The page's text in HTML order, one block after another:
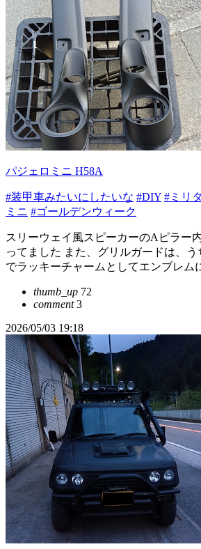
パジェロミニ H58A
#装甲車みたいにしたいな #DIY #ミリ
ミニ #ゴールデンウィーク
スリーウェイ風スピーカーのAピラー
ってました また、グリルガードは、
でラッキーチャームとしてエンブレム
thumb_up 72
comment3
2026/05/03 19:18